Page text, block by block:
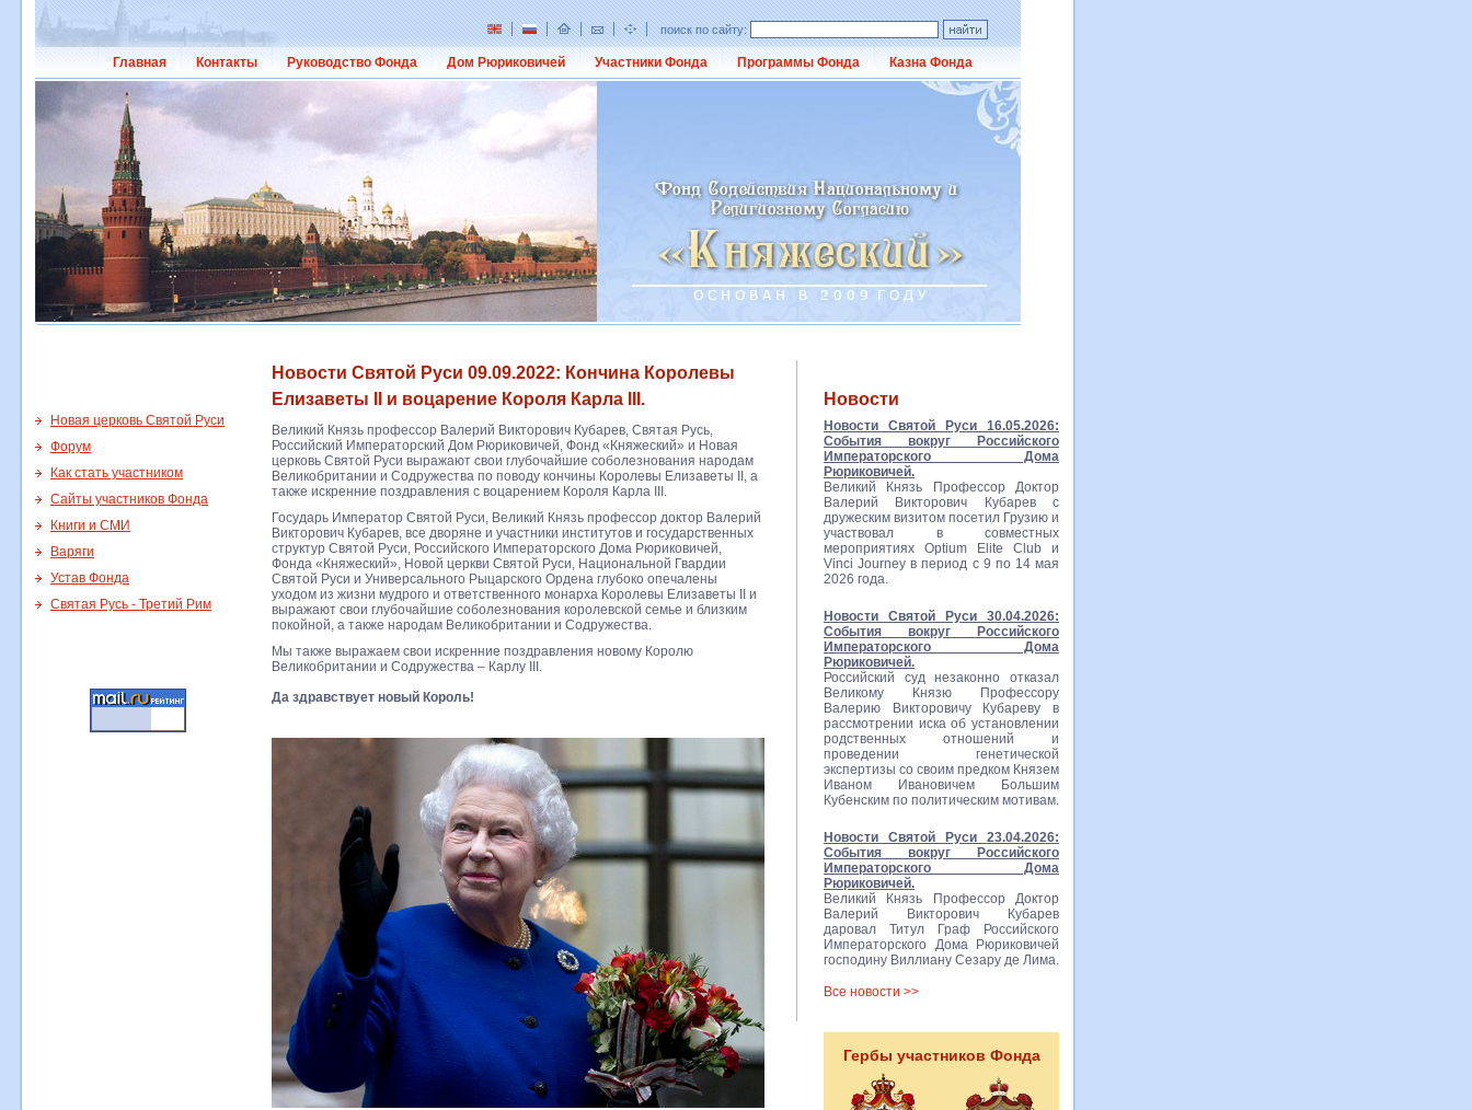
поиск по сайту:
Главная Контакты Руководство Фонда Дом Рюриковичей Участники Фонда Программы Фонда Казна Фонда
Новости Святой Руси 09.09.2022: Кончина Королевы
Елизаветы II и воцарение Короля Карла III.
Новости
Новая церковь Святой Руси
Форум
Как стать участником
Сайты участников Фонда
Книги и СМИ
Варяги
Устав Фонда
Святая Русь - Третий Рим
Великий Князь профессор Валерий Викторович Кубарев, Святая Русь,
Российский Императорский Дом Рюриковичей, Фонд «Княжеский» и Новая
церковь Святой Руси выражают свои глубочайшие соболезнования народам
Великобритании и Содружества по поводу кончины Королевы Елизаветы II, а
также искренние поздравления с воцарением Короля Карла III.
Государь Император Святой Руси, Великий Князь профессор доктор Валерий
Викторович Кубарев, все дворяне и участники институтов и государственных
структур Святой Руси, Российского Императорского Дома Рюриковичей,
Фонда «Княжеский», Новой церкви Святой Руси, Национальной Гвардии
Святой Руси и Универсального Рыцарского Ордена глубоко опечалены
уходом из жизни мудрого и ответственного монарха Королевы Елизаветы II и
выражают свои глубочайшие соболезнования королевской семье и близким
покойной, а также народам Великобритании и Содружества.
Мы также выражаем свои искренние поздравления новому Королю
Великобритании и Содружества – Карлу III.
Да здравствует новый Король!
Новости Святой Руси 16.05.2026:
События вокруг Российского
Императорского Дома
Рюриковичей.
Великий Князь Профессор Доктор
Валерий Викторович Кубарев с
дружеским визитом посетил Грузию и
участвовал в совместных
мероприятиях Optium Elite Club и
Vinci Journey в период с 9 по 14 мая
2026 года.
Новости Святой Руси 30.04.2026:
События вокруг Российского
Императорского Дома
Рюриковичей.
Российский суд незаконно отказал
Великому Князю Профессору
Валерию Викторовичу Кубареву в
рассмотрении иска об установлении
родственных отношений и
проведении генетической
экспертизы со своим предком Князем
Иваном Ивановичем Большим
Кубенским по политическим мотивам.
Новости Святой Руси 23.04.2026:
События вокруг Российского
Императорского Дома
Рюриковичей.
Великий Князь Профессор Доктор
Валерий Викторович Кубарев
даровал Титул Граф Российского
Императорского Дома Рюриковичей
господину Виллиану Сезару де Лима.
Все новости >>
Гербы участников Фонда